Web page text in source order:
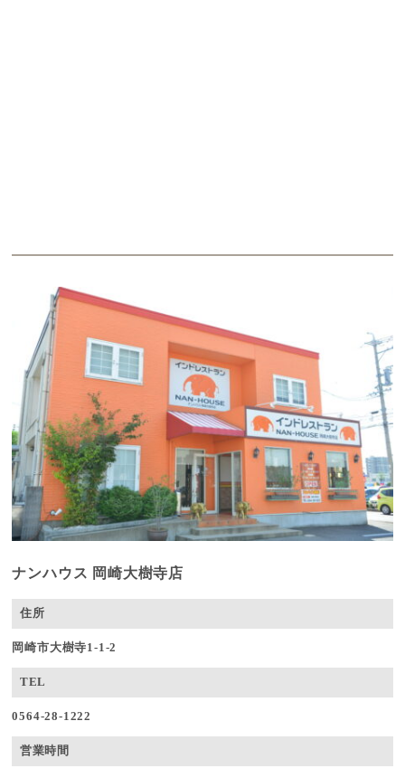
ナンハウス 岡崎大樹寺店
住所
岡崎市大樹寺1-1-2
TEL
0564-28-1222
営業時間